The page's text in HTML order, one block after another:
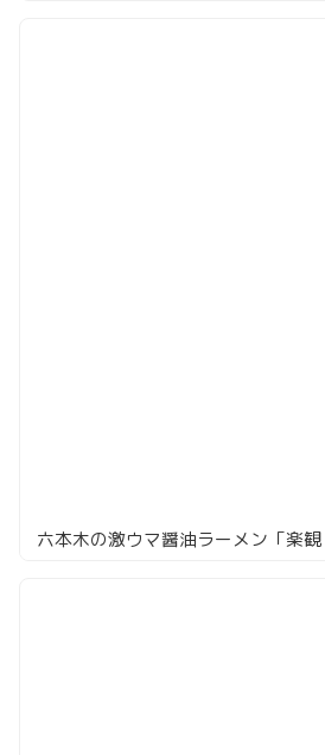
六本木の激ウマ醤油ラーメン「楽観